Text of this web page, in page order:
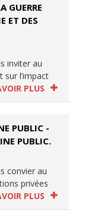
GUERRE
ET DES
inviter au
sur l’impact
PLUS
PUBLIC -
PUBLIC.
convier au
privées
PLUS